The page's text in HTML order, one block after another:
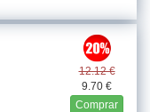
12.12 €
9.70 €
Comprar